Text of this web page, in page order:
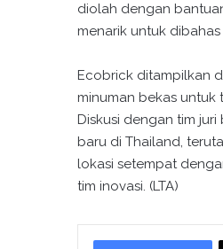
diolah dengan
menarik untuk
Ecobrick ditampilkan
minuman bekas untuk
Diskusi dengan tim
baru di Thailand,
lokasi setempat
tim inovasi. (LTA)